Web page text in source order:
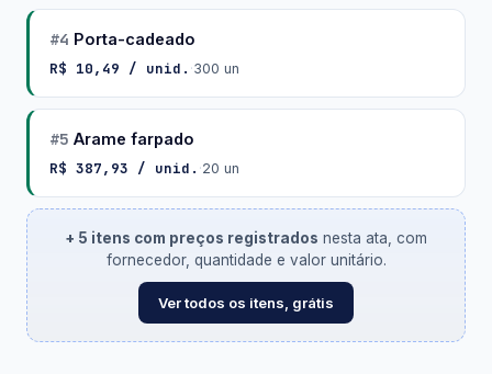
#4 Porta-cadeado
R$ 10,49 / unid. ·300 un
#5 Arame farpado
R$ 387,93 / unid. ·20 un
+ 5 itens com preços registrados nesta ata, com
fornecedor, quantidade e valor unitário.
Ver todos os itens, grátis